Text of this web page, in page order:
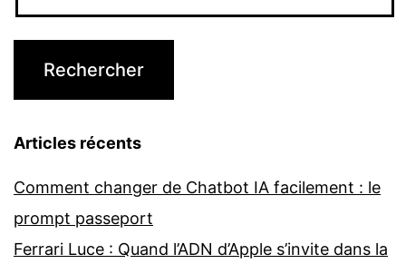
Articles récents
Comment changer de Chatbot IA facilement : le
prompt passeport
Ferrari Luce : Quand l’ADN d’Apple s’invite dans la